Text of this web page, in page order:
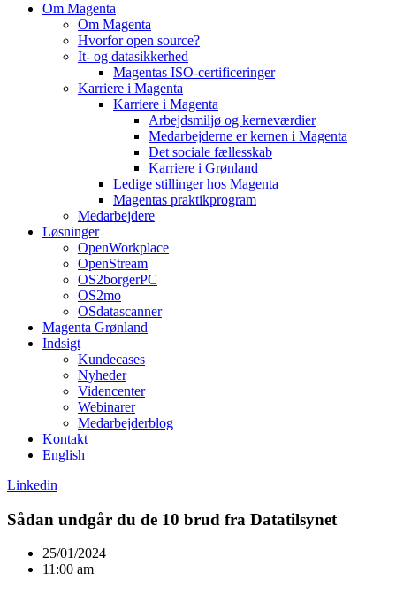
Om Magenta
Om Magenta
Hvorfor open source?
It- og datasikkerhed
Magentas ISO-certificeringer
Karriere i Magenta
Karriere i Magenta
Arbejdsmiljø og kerneværdier
Medarbejderne er kernen i Magenta
Det sociale fællesskab
Karriere i Grønland
Ledige stillinger hos Magenta​
Magentas praktikprogram
Medarbejdere
Løsninger
OpenWorkplace
OpenStream
OS2borgerPC
OS2mo
OSdatascanner
Magenta Grønland
Indsigt
Kundecases
Nyheder
Videncenter
Webinarer
Medarbejderblog
Kontakt
English
Linkedin
Sådan undgår du de 10 brud fra Datatilsynet
25/01/2024
11:00 am